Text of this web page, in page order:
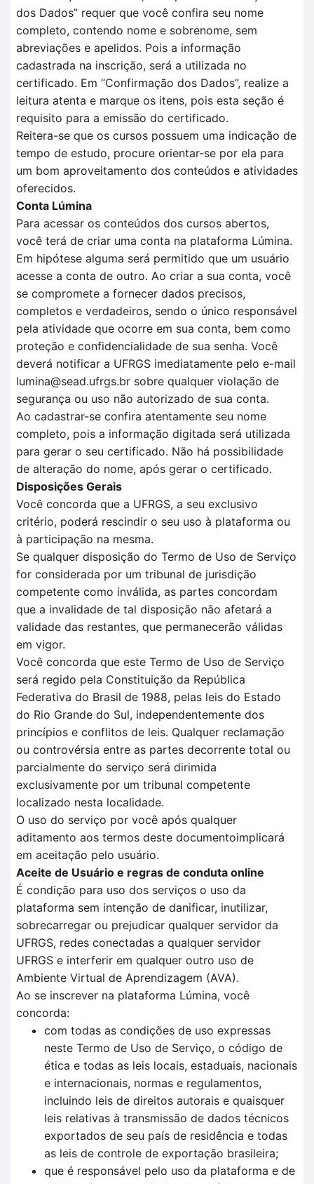
dos Dados” requer que você confira seu nome
completo, contendo nome e sobrenome, sem
abreviações e apelidos. Pois a informação
cadastrada na inscrição, será a utilizada no
certificado. Em “Confirmação dos Dados”, realize a
leitura atenta e marque os itens, pois esta seção é
requisito para a emissão do certificado.
Reitera-se que os cursos possuem uma indicação de
tempo de estudo, procure orientar-se por ela para
um bom aproveitamento dos conteúdos e atividades
oferecidos.
Conta Lúmina
Para acessar os conteúdos dos cursos abertos,
você terá de criar uma conta na plataforma Lúmina.
Em hipótese alguma será permitido que um usuário
acesse a conta de outro. Ao criar a sua conta, você
se compromete a fornecer dados precisos,
completos e verdadeiros, sendo o único responsável
pela atividade que ocorre em sua conta, bem como
proteção e confidencialidade de sua senha. Você
deverá notificar a UFRGS imediatamente pelo e-mail
lumina@sead.ufrgs.br sobre qualquer violação de
segurança ou uso não autorizado de sua conta.
Ao cadastrar-se confira atentamente seu nome
completo, pois a informação digitada será utilizada
para gerar o seu certificado. Não há possibilidade
de alteração do nome, após gerar o certificado.
Disposições Gerais
Você concorda que a UFRGS, a seu exclusivo
critério, poderá rescindir o seu uso à plataforma ou
à participação na mesma.
Se qualquer disposição do Termo de Uso de Serviço
for considerada por um tribunal de jurisdição
competente como inválida, as partes concordam
que a invalidade de tal disposição não afetará a
validade das restantes, que permanecerão válidas
em vigor.
Você concorda que este Termo de Uso de Serviço
será regido pela Constituição da República
Federativa do Brasil de 1988, pelas leis do Estado
do Rio Grande do Sul, independentemente dos
princípios e conflitos de leis. Qualquer reclamação
ou controvérsia entre as partes decorrente total ou
parcialmente do serviço será dirimida
exclusivamente por um tribunal competente
localizado nesta localidade.
O uso do serviço por você após qualquer
aditamento aos termos deste documentoimplicará
em aceitação pelo usuário.
Aceite de Usuário e regras de conduta online
É condição para uso dos serviços o uso da
plataforma sem intenção de danificar, inutilizar,
sobrecarregar ou prejudicar qualquer servidor da
UFRGS, redes conectadas a qualquer servidor
UFRGS e interferir em qualquer outro uso de
Ambiente Virtual de Aprendizagem (AVA).
Ao se inscrever na plataforma Lúmina, você
concorda:
com todas as condições de uso expressas
neste Termo de Uso de Serviço, o código de
ética e todas as leis locais, estaduais, nacionais
e internacionais, normas e regulamentos,
incluindo leis de direitos autorais e quaisquer
leis relativas à transmissão de dados técnicos
exportados de seu país de residência e todas
as leis de controle de exportação brasileira;
que é responsável pelo uso da plataforma e de